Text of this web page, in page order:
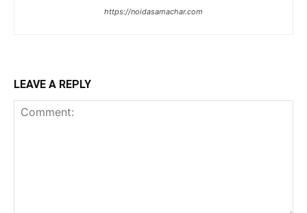
https://noidasamachar.com
LEAVE A REPLY